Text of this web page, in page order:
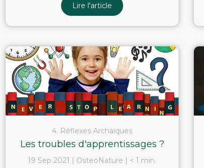
Lire l'article
4. Réflexes Archaïques
Les troubles d'apprentissages ?
19 Sep 2021 OsteoNature < 1 min.